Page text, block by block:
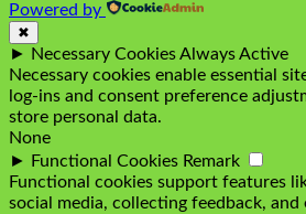
Powered by
✖
► Necessary CookiesAlways Active
Necessary cookies enable essential
log-ins and consent preference
store personal data.
None
►
Functional Cookies Remark
Functional cookies support features
social media, collecting feedback,